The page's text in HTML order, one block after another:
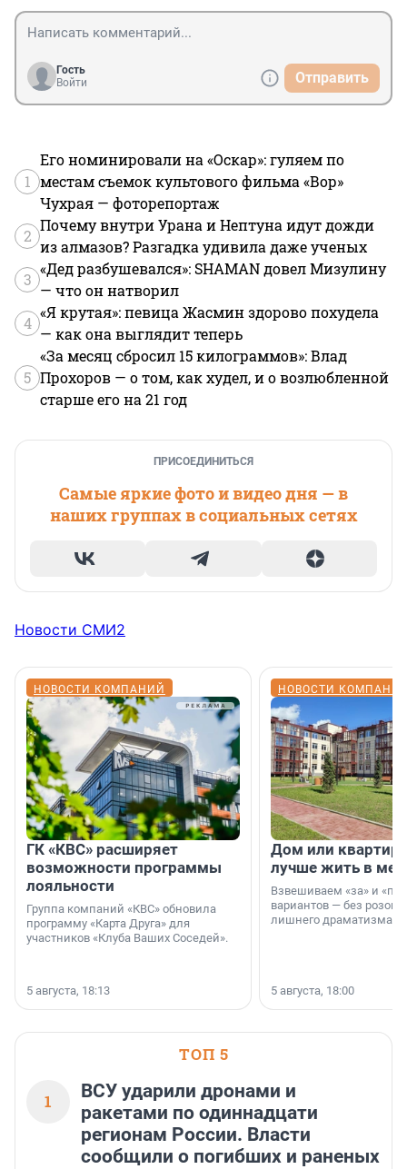
Гость
Войти
Отправить
1
Его номинировали на «Оскар»: гуляем по
местам съемок культового фильма «Вор»
Чухрая — фоторепортаж
2
Почему внутри Урана и Нептуна идут дожди
из алмазов? Разгадка удивила даже ученых
3
«Дед разбушевался»: SHAMAN довел Мизулину
— что он натворил
4
«Я крутая»: певица Жасмин здорово похудела
— как она выглядит теперь
5
«За месяц сбросил 15 килограммов»: Влад
Прохоров — о том, как худел, и о возлюбленной
старше его на 21 год
ПРИСОЕДИНИТЬСЯ
Самые яркие фото и видео дня — в
наших группах в социальных сетях
Новости СМИ2
НОВОСТИ КОМПАНИЙ
ГК «КВС» расширяет
возможности программы
лояльности
Группа компаний «КВС» обновила
программу «Карта Друга» для
участников «Клуба Ваших Соседей».
5 августа, 18:13
НОВОСТИ
Дом или
лучше жить в
Взвешиваем «за» и
вариантов — без
лишнего драматизма.
5 августа, 18:00
ТОП 5
1
ВСУ ударили дронами и
ракетами по одиннадцати
регионам России. Власти
сообщили о погибших и раненых